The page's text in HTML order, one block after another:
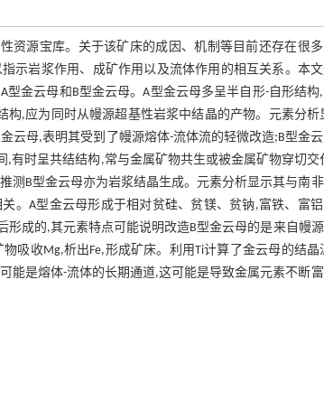
资源宝库。关于该矿床的成因、机制等目前还存在很
示岩浆作用、成矿作用以及流体作用的相互关系。本
金云母和B型金云母。A型金云母多呈半自形-自形结构
,应为同时从幔源超基性岩浆中结晶的产物。元素分析
云母,表明其受到了幔源熔体-流体流的轻微改造;B型金
有时呈共结结构,常与金属矿物共生或被金属矿物穿切交
测B型金云母亦为岩浆结晶生成。元素分析显示其与南
。A型金云母形成于相对贫硅、贫镁、贫钠,富铁、富
形成的,其元素特点可能说明改造B型金云母的是来自幔
吸收Mg,析出Fe,形成矿床。利用Ti计算了金云母的结晶
能是熔体-流体的长期通道,这可能是导致金属元素不断